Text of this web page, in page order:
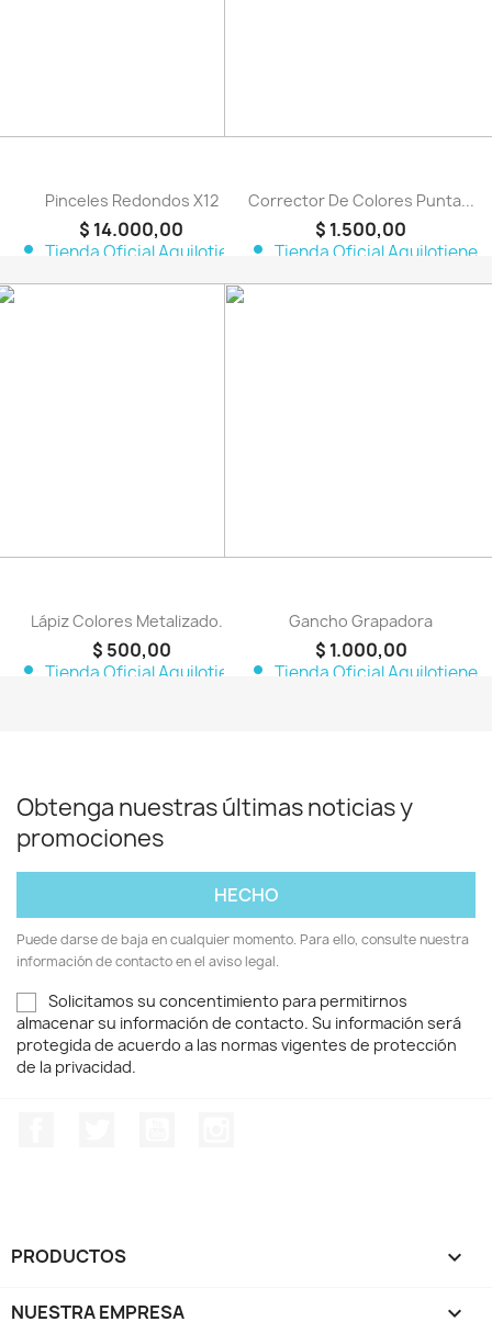
Pinceles Redondos X12
$ 14.000,00
person Tienda Oficial Aquilotiene
Corrector De Colores Punta...
$ 1.500,00
person Tienda Oficial Aquilotiene
Lápiz Colores Metalizado...
$ 500,00
person Tienda Oficial Aquilotiene
Gancho Grapadora
$ 1.000,00
person Tienda Oficial Aquilotiene
Obtenga nuestras últimas noticias y
promociones
Puede darse de baja en cualquier momento. Para ello, consulte nuestra
información de contacto en el aviso legal.
Solicitamos su concentimiento para permitirnos
almacenar su información de contacto. Su información será
protegida de acuerdo a las normas vigentes de protección
de la privacidad.
PRODUCTOS 
NUESTRA EMPRESA 